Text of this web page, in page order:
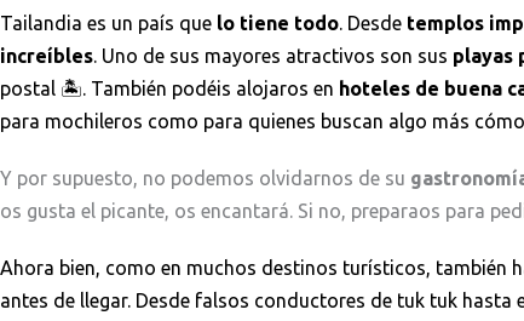
Tailandia es un país que lo tiene todo. Desde templos
increíbles. Uno de sus mayores atractivos son sus playas
postal 🏝️. También podéis alojaros en hoteles de buena
para mochileros como para quienes buscan algo más
Y por supuesto, no podemos olvidarnos de su
os gusta el picante, os encantará. Si no, preparaos para
Ahora bien, como en muchos destinos turísticos, también
antes de llegar. Desde falsos conductores de tuk tuk